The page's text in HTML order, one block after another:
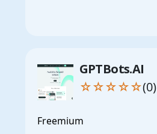
GPTBots.AI
☆☆☆☆☆(0)
Freemium